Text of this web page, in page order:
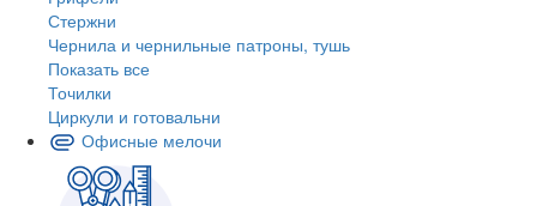
Стержни
Чернила и чернильные патроны, тушь
Показать все
Точилки
Циркули и готовальни
Офисные мелочи